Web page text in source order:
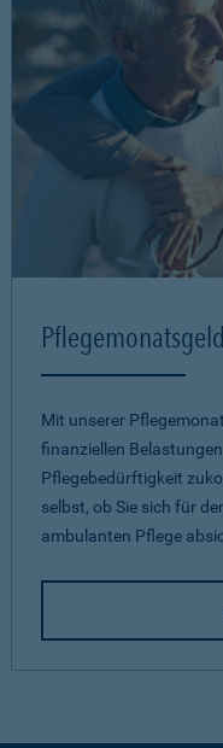
Mit unserer
finanziellen
Pflegebedürftigkeit
selbst, ob Sie sich für
ambulanten Pflege